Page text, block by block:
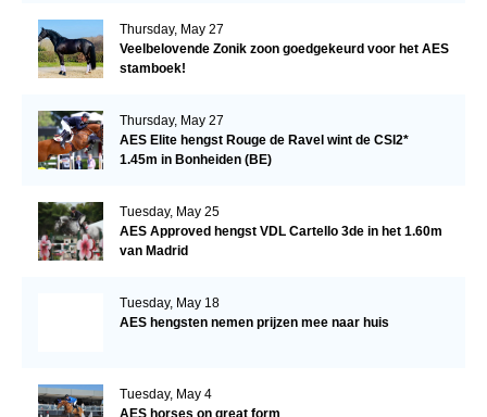
Thursday, May 27
Veelbelovende Zonik zoon goedgekeurd voor het AES
stamboek!
Thursday, May 27
AES Elite hengst Rouge de Ravel wint de CSI2*
1.45m in Bonheiden (BE)
Tuesday, May 25
AES Approved hengst VDL Cartello 3de in het 1.60m
van Madrid
Tuesday, May 18
AES hengsten nemen prijzen mee naar huis
Tuesday, May 4